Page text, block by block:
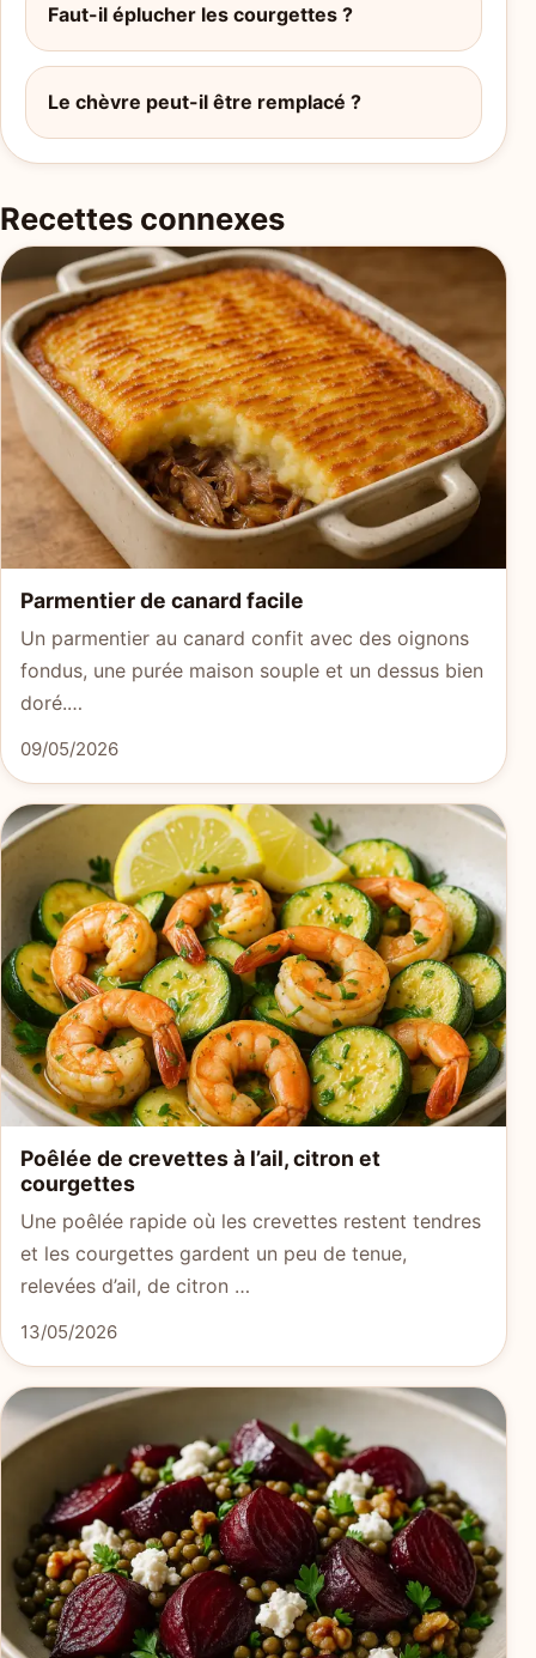
Faut-il éplucher les courgettes ?
Le chèvre peut-il être remplacé ?
Recettes connexes
Parmentier de canard facile
Un parmentier au canard confit avec des oignons
fondus, une purée maison souple et un dessus bien
doré.…
09/05/2026
Poêlée de crevettes à l’ail, citron et
courgettes
Une poêlée rapide où les crevettes restent tendres
et les courgettes gardent un peu de tenue,
relevées d’ail, de citron …
13/05/2026